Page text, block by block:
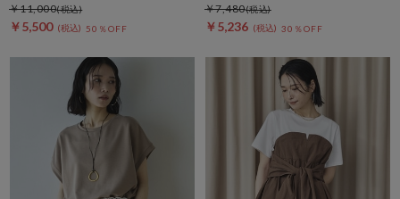
￥5,500 50％OFF
￥11,000
￥5,236 30％OFF
￥7,480